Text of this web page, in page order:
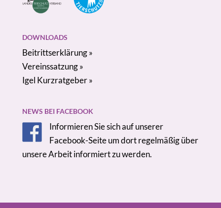
DOWNLOADS
Beitrittserklärung »
Vereinssatzung »
Igel Kurzratgeber »
NEWS BEI FACEBOOK
Informieren Sie sich auf unserer
Facebook-Seite um dort regelmäßig über
unsere Arbeit informiert zu werden.